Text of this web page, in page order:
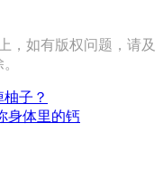
，如有版权问题，请及
子？
身体里的钙